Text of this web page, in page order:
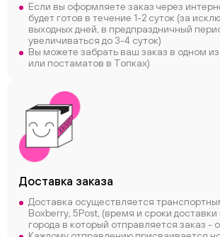
Если вы оформляете заказ через
будет готов в течение 1-2 суток (за
выходных дней, в предпраздничный
увеличиваться до 3-4 суток)
Вы можете забрать ваш заказ в одном
или постаматов в Топках)
Доставка заказа
Доставка осуществляется
Boxberry, 5Post, (время и сроки доставки
города в который отправляется заказ -